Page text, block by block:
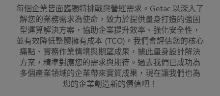
每個企業皆面臨獨特挑戰與營運需求。Getac 以深入了
解您的業務需求為使命，致力於提供量身打造的強固
型運算解決方案，協助企業提升效率、強化安全性，
並有效降低整體擁有成本 (TCO)。我們會評估您的核心
痛點、實務作業情境與期望成果，據此量身設計解決
方案，精準對應您的需求與期待。過去我們已成功為
多個產業領域的企業帶來實質成果，現在讓我們也為
您的企業創造新的價值吧！